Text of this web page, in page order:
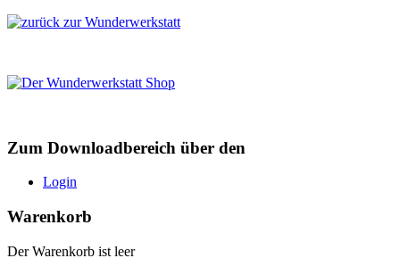
Zum Downloadbereich über den
Login
Warenkorb
Der Warenkorb ist leer